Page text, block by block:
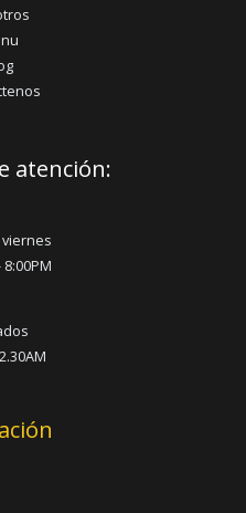
atención:
8:00PM